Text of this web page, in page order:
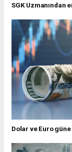
SGK Uzmanından
Dolar ve Euro